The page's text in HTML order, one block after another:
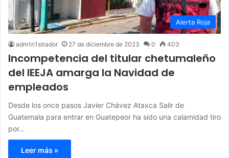
Alerta Roja
adm1n1strador 27 de diciembre de 2023 0 403
Incompetencia del titular chetumaleño
del IEEJA amarga la Navidad de
empleados
Desde los once pasos Javier Chávez Ataxca Salir de
Guatemala para entrar en Guatepeor ha sido una calamidad tiro
por…
Leer más »